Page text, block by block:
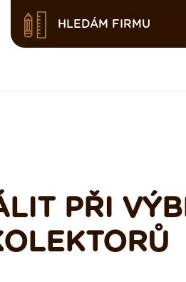
HLEDÁM FIRMU
PŘI